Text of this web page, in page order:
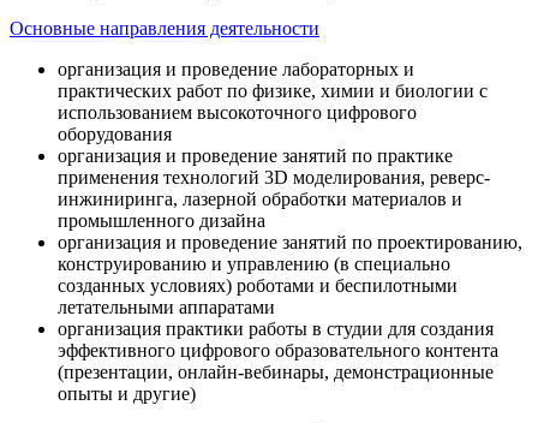
Основные направления деятельности
организация и проведение лабораторных и
практических работ по физике, химии и биологии с
использованием высокоточного цифрового
оборудования
организация и проведение занятий по практике
применения технологий 3D моделирования, реверс-
инжиниринга, лазерной обработки материалов и
промышленного дизайна
организация и проведение занятий по проектированию,
конструированию и управлению (в специально
созданных условиях) роботами и беспилотными
летательными аппаратами
организация практики работы в студии для создания
эффективного цифрового образовательного контента
(презентации, онлайн-вебинары, демонстрационные
опыты и другие)